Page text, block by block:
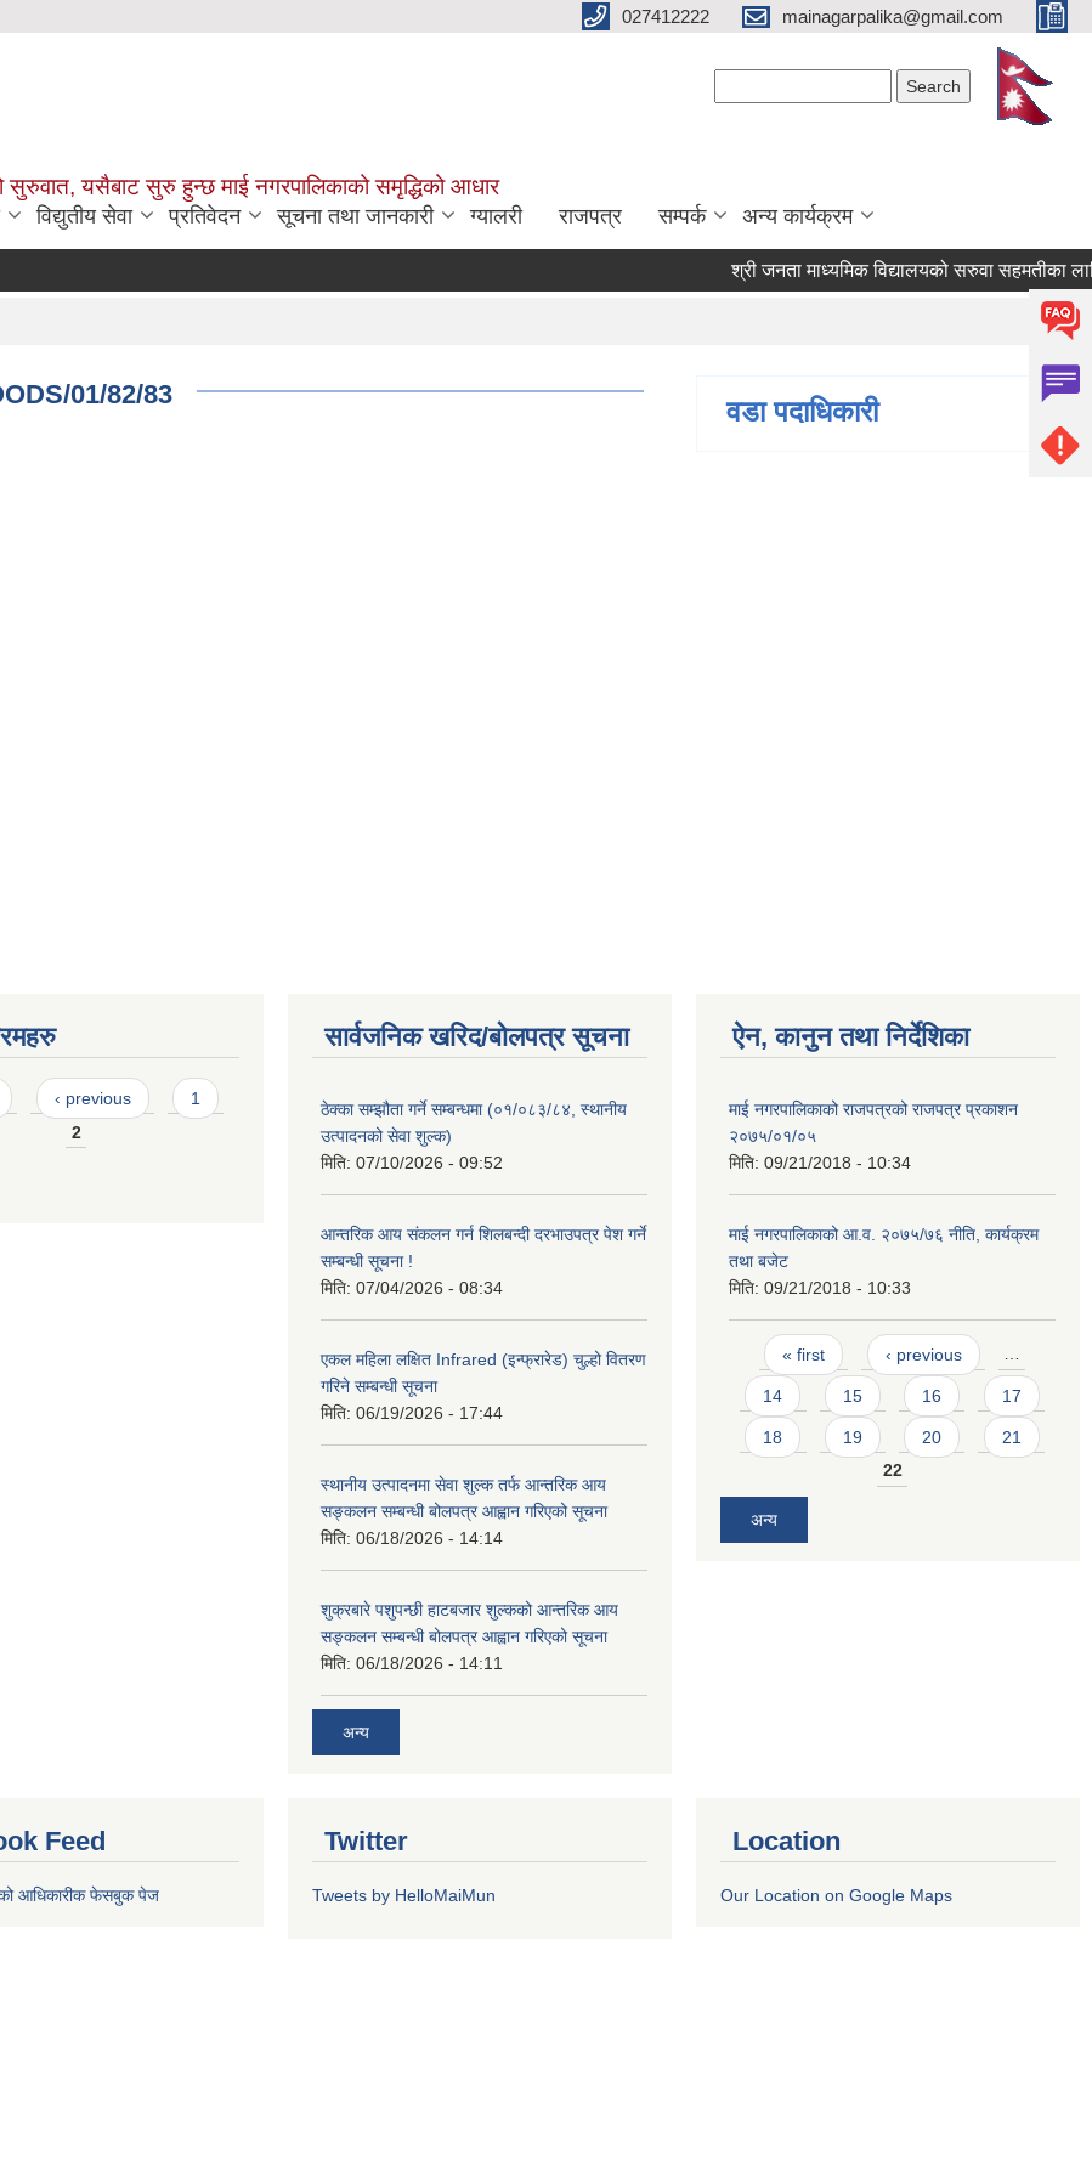
027412222 mainagarpalika@gmail.com
यसैबाट सुरु हुन्छ माई नगरपालिकाको समृद्धिको आधार
विद्युतीय सेवा प्रतिवेदन सूचना तथा जानकारी ग्यालरी राजपत्र सम्पर्क अन्य कार्यक्रम
श्री जनता माध्यमिक विद्यालयको सरुवा सहमतीका लागि
01/82/83
वडा पदाधिकारी
‹ previous
1
2
सार्वजनिक खरिद/बोलपत्र सूचना
ठेक्का सम्झौता गर्ने सम्बन्धमा (०१/०८३/८४, स्थानीय
उत्पादनको सेवा शुल्क)
मिति: 07/10/2026 - 09:52
आन्तरिक आय संकलन गर्न शिलबन्दी दरभाउपत्र पेश गर्ने
सम्बन्धी सूचना !
मिति: 07/04/2026 - 08:34
एकल महिला लक्षित Infrared (इन्फ्रारेड) चुल्हो वितरण
गरिने सम्बन्धी सूचना
मिति: 06/19/2026 - 17:44
स्थानीय उत्पादनमा सेवा शुल्क तर्फ आन्तरिक आय
सङ्कलन सम्बन्धी बोलपत्र आह्वान गरिएको सूचना
मिति: 06/18/2026 - 14:14
शुक्रबारे पशुपन्छी हाटबजार शुल्कको आन्तरिक आय
सङ्कलन सम्बन्धी बोलपत्र आह्वान गरिएको सूचना
मिति: 06/18/2026 - 14:11
अन्य
ऐन, कानुन तथा निर्देशिका
माई नगरपालिकाको राजपत्रको राजपत्र प्रकाशन
२०७५/०१/०५
मिति: 09/21/2018 - 10:34
माई नगरपालिकाको आ.व. २०७५/७६ नीति, कार्यक्रम
तथा बजेट
मिति: 09/21/2018 - 10:33
Pages
« first ‹ previous …
14 15 16 17
18 19 20
21
22
अन्य
Feed
आधिकारीक फेसबुक पेज
Twitter
Tweets by HelloMaiMun
Location
Our Location on Google Maps